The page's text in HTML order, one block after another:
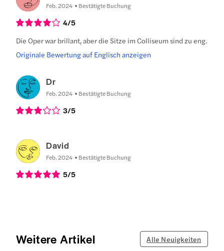
Feb. 2024 Bestätigte Buchung
4/5
Die Oper war brillant, aber die Sitze im Colliseum sind zu eng.
Originale Bewertung auf Englisch anzeigen
Dr
Feb. 2024 Bestätigte Buchung
3/5
David
Feb. 2024 Bestätigte Buchung
5/5
Weitere Artikel Alle Neuigkeiten